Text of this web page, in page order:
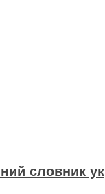
словник